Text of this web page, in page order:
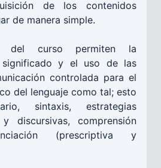
de los contenidos
de manera simple.
del curso permiten la
significado y el uso de las
controlada para el
del lenguaje como tal; esto
sintaxis, estrategias
y discursivas, comprensión
(prescriptiva y